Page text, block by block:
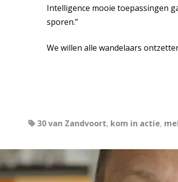
Intelligence mooie toepassingen
sporen.”
We willen alle wandelaars
30 van Zandvoort, kom in actie,